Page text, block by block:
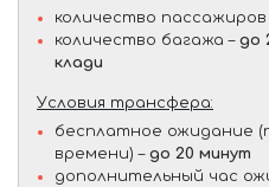
количество пассажиров
количество багажа – до
клади
Условия трансфера:
бесплатное ожидание
времени) – до 20 минут
дополнительный час